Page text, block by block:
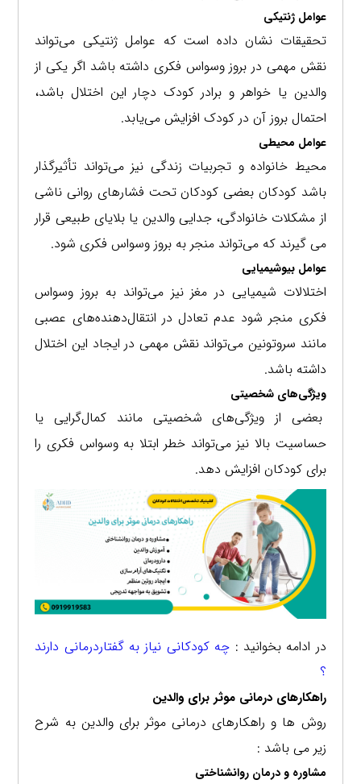
عوامل ژنتیکی
تحقیقات نشان داده است که عوامل ژنتیکی می‌تواند
نقش مهمی در بروز وسواس فکری داشته باشد اگر یکی از
والدین یا خواهر و برادر کودک دچار این اختلال باشد،
احتمال بروز آن در کودک افزایش می‌یابد.
عوامل محیطی
محیط خانواده و تجربیات زندگی نیز می‌تواند تأثیرگذار
باشد کودکان بعضی کودکان تحت فشارهای روانی ناشی
از مشکلات خانوادگی، جدایی والدین یا بلایای طبیعی قرار
می گیرند که می‌تواند منجر به بروز وسواس فکری شود.
عوامل بیوشیمیایی
اختلالات شیمیایی در مغز نیز می‌تواند به بروز وسواس
فکری منجر شود عدم تعادل در انتقال‌دهنده‌های عصبی
مانند سروتونین می‌تواند نقش مهمی در ایجاد این اختلال
داشته باشد.
ویژگی‌های شخصیتی
بعضی از ویژگی‌های شخصیتی مانند کمال‌گرایی یا
حساسیت بالا نیز می‌تواند خطر ابتلا به وسواس فکری را
برای کودکان افزایش دهد.
در ادامه بخوانید : چه کودکانی نیاز به گفتاردرمانی دارند
؟
راهکارهای درمانی موثر برای والدین
روش ها و راهکارهای درمانی موثر برای والدین به شرح
زیر می باشد :
مشاوره و درمان روانشناختی